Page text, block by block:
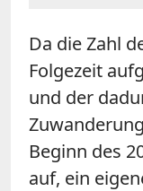
Da die Zahl
Folgezeit
und der
Beginn des
auf, ein